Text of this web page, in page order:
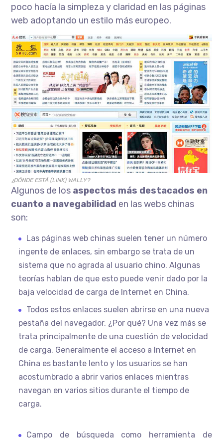
poco hacía la simpleza y claridad en las páginas
web adoptando un estilo más europeo.
¿DÓNDE ESTÁ (LINK) WALLY?
Algunos de los aspectos más destacados en
cuanto a navegabilidad en las webs chinas
son:
Las páginas web chinas suelen tener un número
ingente de enlaces, sin embargo se trata de un
sistema que no agrada al usuario chino. Algunas
teorías hablan de que esto puede venir dado por la
baja velocidad de carga de Internet en China.
Todos estos enlaces suelen abrirse en una nueva
pestaña del navegador. ¿Por qué? Una vez más se
trata principalmente de una cuestión de velocidad
de carga. Generalmente el acceso a Internet en
China es bastante lento y los usuarios se han
acostumbrado a abrir varios enlaces mientras
navegan en varios sitios durante el tiempo de
carga.
Campo de búsqueda como herramienta de